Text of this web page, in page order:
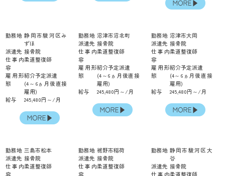
勤務地 静岡市駿河区み
ずほ
派遣先 接骨院
仕事内
容
柔道整復師
雇用形
態
紹介予定派遣
(4～6ヵ月後直接
雇用)
給与
245,480円～/月
勤務地 沼津市沼北町
派遣先 接骨院
仕事内
容
柔道整復師
雇用形
態
紹介予定派遣
(4～6ヵ月後直接
雇用)
給与
245,480円～/月
勤務地 沼津市大岡
派遣先 接骨院
仕事内
容
柔道整復師
雇用形
態
紹介予定派遣
(4～6ヵ月後直接
雇用)
給与
245,480円～/月
勤務地 三島市松本
派遣先 接骨院
仕事内
容
柔道整復師
勤務地 裾野市稲荷
派遣先 接骨院
仕事内
容
柔道整復師
勤務地 静岡市駿河区大
谷
派遣先 接骨院
仕事内柔道整復師